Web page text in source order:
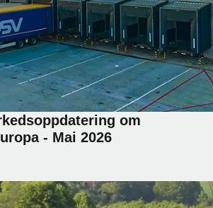
om
- Mai 2026
om veitransport i Europa -